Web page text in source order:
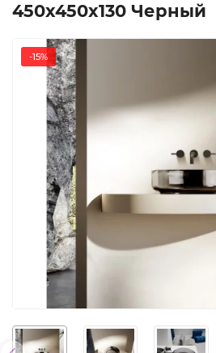
450x450x130 Черный
-15%